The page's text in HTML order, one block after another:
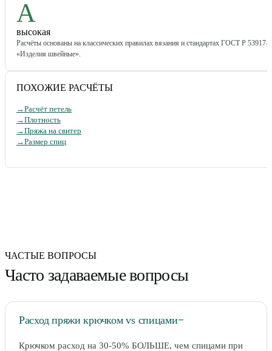
A
высокая
Расчёты основаны на классических правилах вязания и стандартах ГОСТ Р 53917-
«Изделия швейные».
ПОХОЖИЕ РАСЧЁТЫ
→Расчёт петель
→Плотность
→Пряжа на свитер
→Размер спиц
ЧАСТЫЕ ВОПРОСЫ
Часто задаваемые вопросы
Расход пряжи крючком vs спицами−
Крючком расход на 30-50% БОЛЬШЕ, чем спицами при